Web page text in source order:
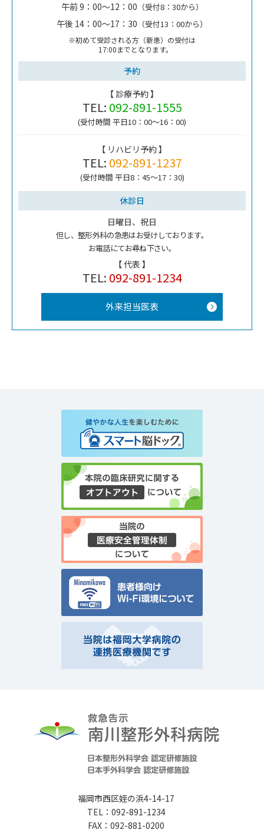
午前 9：00～12：00 （受付8：30から）
午後 14：00～17：30 （受付13：00から）
※初めて受診される方（新患）の受付は
17:00までとなります。
予約
【 診療予約 】
TEL: 092-891-1555
(受付時間 平日10：00～16：00)
【 リハビリ予約 】
TEL: 092-891-1237
(受付時間 平日8：45～17：30)
休診日
日曜日、祝日
但し、整形外科の急患はお受けしております。
お電話にてお尋ね下さい。
【 代表 】
TEL: 092-891-1234
外来担当医表
福岡市西区姪の浜4-14-17
TEL：092-891-1234
FAX：092-881-0200